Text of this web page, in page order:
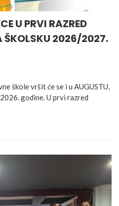
U PRVI RAZRED
ŠKOLSKU 2026/2027.
škole vršit će se i u AUGUSTU,
godine. U prvi razred